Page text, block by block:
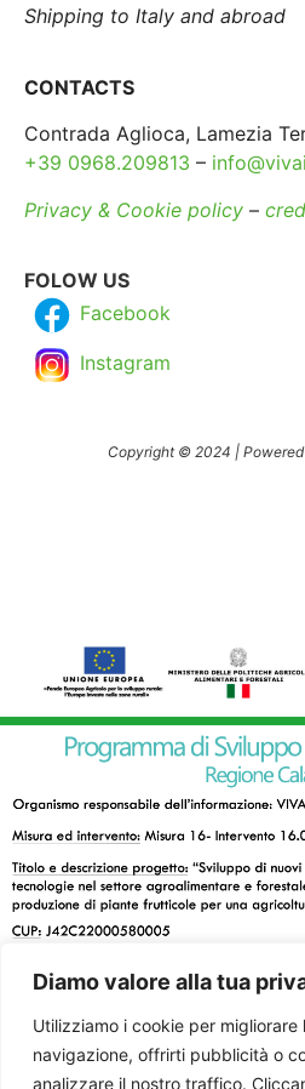
Diamo valore alla tua
Utilizziamo i cookie per
navigazione, offrirti pubblicità o
analizzare il nostro traffico.
Shipping to Italy and abroad
CONTACTS
Contrada Aglioca, Lamezia
+39 0968.209813 –
Privacy & Cookie policy –
FOLOW US
Facebook
Instagram
Copyright © 2024 |